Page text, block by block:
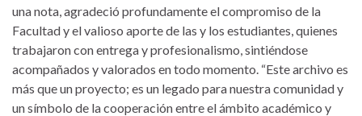
una nota, agradeció profundamente el compromiso de la
Facultad y el valioso aporte de las y los estudiantes, quienes
trabajaron con entrega y profesionalismo, sintiéndose
acompañados y valorados en todo momento. “Este archivo es
más que un proyecto; es un legado para nuestra comunidad y
un símbolo de la cooperación entre el ámbito académico y